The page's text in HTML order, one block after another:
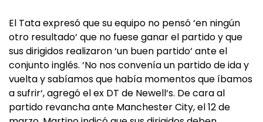
El Tata expresó que su equipo no pensó ‘en ningún
otro resultado‘ que no fuese ganar el partido y que
sus dirigidos realizaron ‘un buen partido‘ ante el
conjunto inglés. ‘No nos convenía un partido de ida y
vuelta y sabíamos que había momentos que íbamos
a sufrir‘, agregó el ex DT de Newell‘s. De cara al
partido revancha ante Manchester City, el 12 de